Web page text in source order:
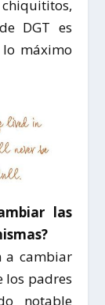
DGT es
lo máximo
las
a cambiar
los padres
notable